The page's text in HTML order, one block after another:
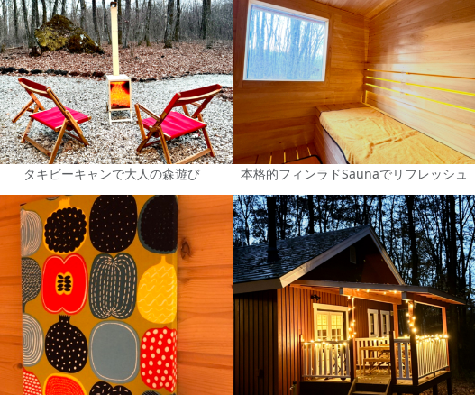
タキビーキャンで大人の森遊び 本格的フィンラドSaunaでリフレッシュ